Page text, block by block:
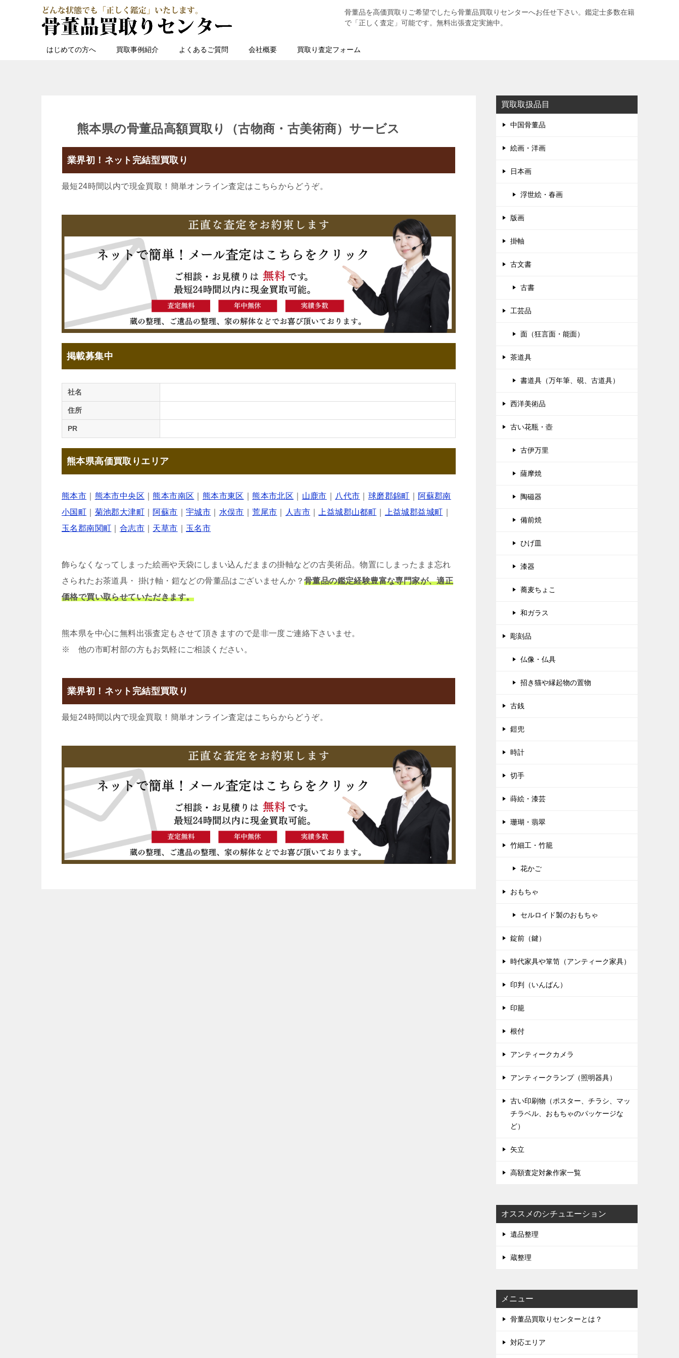
骨董品を高価買取りご希望でしたら骨董品買取りセンターへお任せ下さい。鑑定士多数在籍
で「正しく査定」可能です。無料出張査定実施中。
はじめての方へ 買取事例紹介 よくあるご質問 会社概要 買取り査定フォーム
熊本県の骨董品高額買取り（古物商・古美術商）サービス
業界初！ネット完結型買取り
最短24時間以内で現金買取！簡単オンライン査定はこちらからどうぞ。
掲載募集中
社名
住所
PR
熊本県高価買取りエリア
熊本市 熊本市中央区 ｜熊本市南区 熊本市東区 ｜熊本市北区 山鹿市 八代市 球磨郡錦町
阿蘇郡南
小国町
菊池郡大津町 阿蘇市 ｜宇城市 水俣市 ｜荒尾市 人吉市 上益城郡山都町 上益城郡益城町
玉名郡南関町
合志市 天草市 玉名市
飾らなくなってしまった絵画や天袋にしまい込んだままの掛軸などの古美術品。物置にしまったまま忘れ
さられたお茶道具・ 掛け軸・鎧などの骨董品はございませんか？ 骨董品の鑑定経験豊富な専門家が、適正
価格で買い取らせていただきます。
熊本県を中心に無料出張査定もさせて頂きますので是非一度ご連絡下さいませ。
※ 他の市町村部の方もお気軽にご相談ください。
業界初！ネット完結型買取り
最短24時間以内で現金買取！簡単オンライン査定はこちらからどうぞ。
買取取扱品目
中国骨董品
絵画・洋画
日本画
浮世絵・春画
版画
掛軸
古文書
古書
工芸品
面（狂言面・能面）
茶道具
書道具（万年筆、硯、古道具）
西洋美術品
古い花瓶・壺
古伊万里
薩摩焼
陶磁器
備前焼
ひげ皿
漆器
蕎麦ちょこ
和ガラス
彫刻品
仏像・仏具
招き猫や縁起物の置物
古銭
鎧兜
時計
切手
蒔絵・漆芸
珊瑚・翡翠
竹細工・竹籠
花かご
おもちゃ
セルロイド製のおもちゃ
錠前（鍵）
時代家具や箪笥（アンティーク家具）
印判（いんばん）
印籠
根付
アンティークカメラ
アンティークランプ（照明器具）
古い印刷物（ポスター、チラシ、マッ
チラベル、おもちゃのパッケージな
ど）
矢立
高額査定対象作家一覧
オススメのシチュエーション
遺品整理
蔵整理
メニュー
骨董品買取りセンターとは？
対応エリア